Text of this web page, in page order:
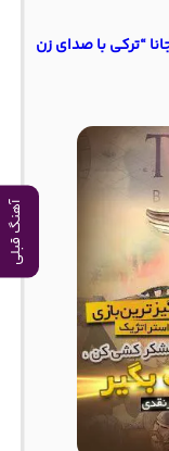
آهنگ قبلی
“ترکی با صدای زن